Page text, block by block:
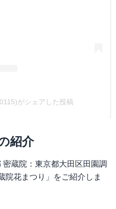
がシェアした投稿
紹介
蔵院：東京都大田区田園調
院花まつり」をご紹介しま